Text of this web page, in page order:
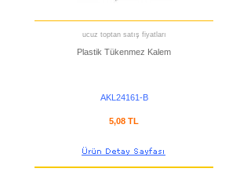
ucuz toptan satış fiyatları
Plastik Tükenmez Kalem
AKL24161-B
5,08 TL